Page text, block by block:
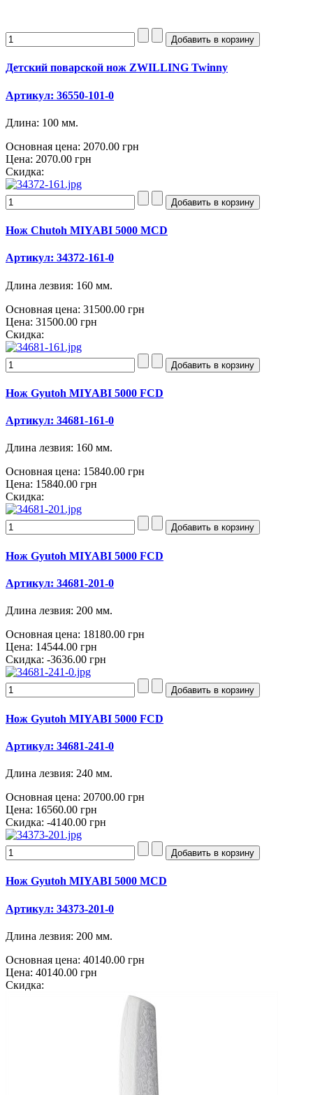
Детский поварской нож ZWILLING Twinny
Артикул: 36550-101-0
Длина: 100 мм.
Основная цена: 2070.00 грн
Цена: 2070.00 грн
Скидка:
Нож Chutoh MIYABI 5000 MCD
Артикул: 34372-161-0
Длина лезвия: 160 мм.
Основная цена: 31500.00 грн
Цена: 31500.00 грн
Скидка:
Нож Gyutoh MIYABI 5000 FCD
Артикул: 34681-161-0
Длина лезвия: 160 мм.
Основная цена: 15840.00 грн
Цена: 15840.00 грн
Скидка:
Нож Gyutoh MIYABI 5000 FCD
Артикул: 34681-201-0
Длина лезвия: 200 мм.
Основная цена: 18180.00 грн
Цена: 14544.00 грн
Скидка: -3636.00 грн
Нож Gyutoh MIYABI 5000 FCD
Артикул: 34681-241-0
Длина лезвия: 240 мм.
Основная цена: 20700.00 грн
Цена: 16560.00 грн
Скидка: -4140.00 грн
Нож Gyutoh MIYABI 5000 MCD
Артикул: 34373-201-0
Длина лезвия: 200 мм.
Основная цена: 40140.00 грн
Цена: 40140.00 грн
Скидка: